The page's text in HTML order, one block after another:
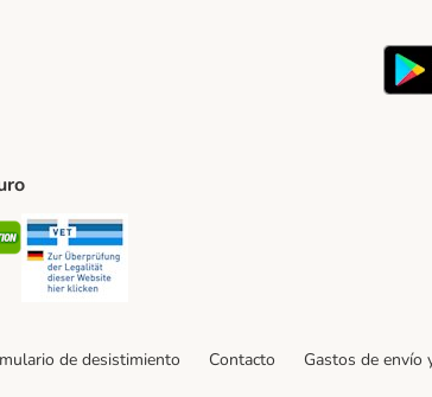
Security
de desistimiento Contacto
Gastos de envío